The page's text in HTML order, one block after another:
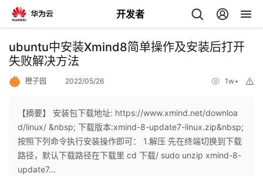
开发者
返
回
个
人
我
ubuntu中安装Xmind8简单操作及安装后打开
失败解决方法
橙子园 2022/05/26 1w+
【摘要】 安装包下载地址: https://www.xmind.net/downloa
d/linux/ &nbsp; 下载版本:xmind-8-update7-linux.zip&nbsp;
按照下列命令执行安装操作即可： 1.解压 先在终端切换到下载
路径，默认下载路径在下载里 cd 下载/ sudo unzip xmind-8-
update7...